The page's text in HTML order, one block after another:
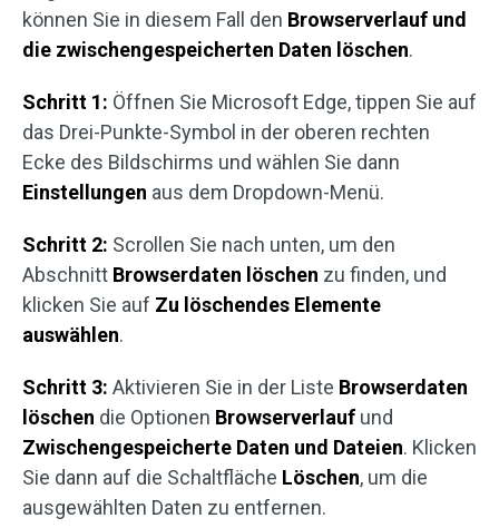
können Sie in diesem Fall den Browserverlauf und
die zwischengespeicherten Daten löschen.
Schritt 1: Öffnen Sie Microsoft Edge, tippen Sie auf
das Drei-Punkte-Symbol in der oberen rechten
Ecke des Bildschirms und wählen Sie dann
Einstellungen aus dem Dropdown-Menü.
Schritt 2: Scrollen Sie nach unten, um den
Abschnitt Browserdaten löschen zu finden, und
klicken Sie auf Zu löschendes Elemente
auswählen.
Schritt 3: Aktivieren Sie in der Liste Browserdaten
löschen die Optionen Browserverlauf und
Zwischengespeicherte Daten und Dateien. Klicken
Sie dann auf die Schaltfläche Löschen, um die
ausgewählten Daten zu entfernen.